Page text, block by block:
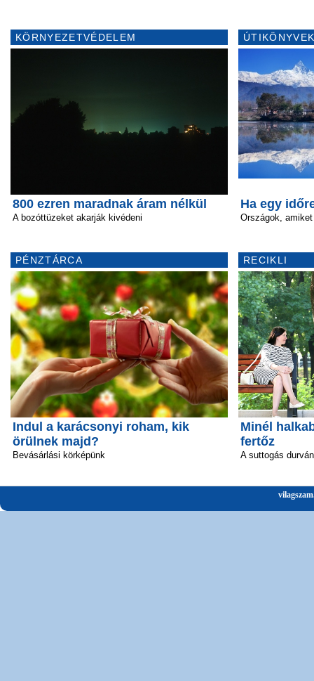
KÖRNYEZETVÉDELEM
800 ezren maradnak áram nélkül
A bozóttüzeket akarják kivédeni
PÉNZTÁRCA
Indul a karácsonyi roham, kik
örülnek majd?
Bevásárlási körképünk
Ha egy
Országok,
RECIKLI
Minél
fertőz
A suttogás